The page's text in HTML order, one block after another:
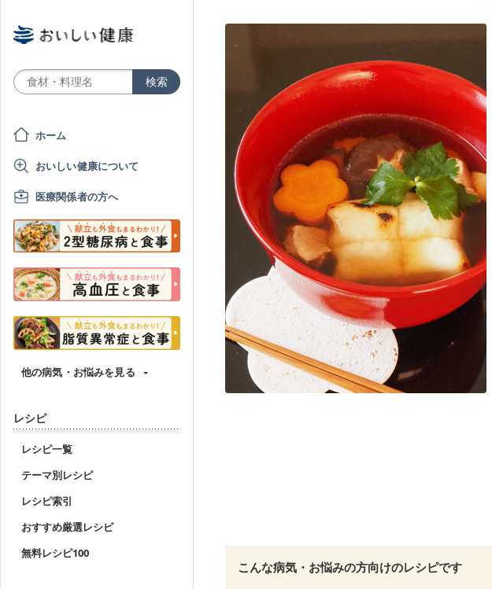
ホーム
おいしい健康について
医療関係者の方へ
他の病気・お悩みを見る
レシピ
レシピ一覧
テーマ別レシピ
レシピ索引
おすすめ厳選レシピ
無料レシピ100
こんな病気・お悩みの方向けのレシピです